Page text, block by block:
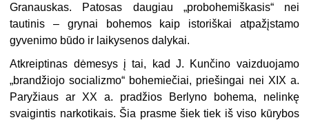
Granauskas. Patosas daugiau „probohemiškasis“ nei
tautinis – grynai bohemos kaip istoriškai atpažįstamo
gyvenimo būdo ir laikysenos dalykai.
Atkreiptinas dėmesys į tai, kad J. Kunčino vaizduojamo
„brandžiojo socializmo“ bohemiečiai, priešingai nei XIX a.
Paryžiaus ar XX a. pradžios Berlyno bohema, nelinkę
svaigintis narkotikais. Šia prasme šiek tiek iš viso kūrybos